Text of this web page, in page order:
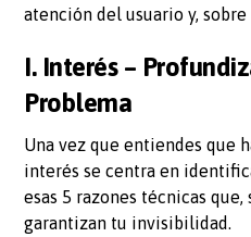
atención del usuario y, sobre
I. Interés –
Problema
Una vez que entiendes que
interés se centra en
esas 5 razones técnicas que,
garantizan tu invisibilidad.